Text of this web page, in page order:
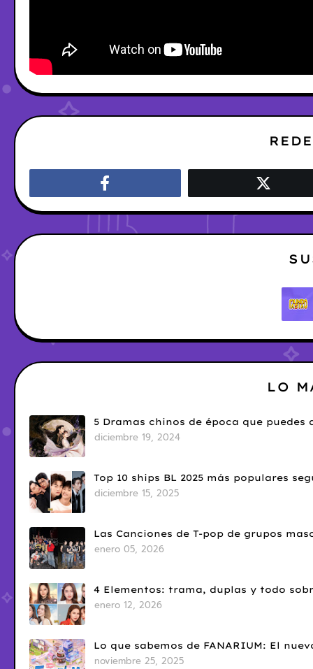
LO
5 Dramas chinos de época que
diciembre 19, 2024
Top 10 ships BL 2025 más populares
diciembre 15, 2025
Las Canciones de T-pop de grupos
enero 05, 2026
4 Elementos: trama, duplas y todo
enero 12, 2026
Lo que sabemos de FANARIUM: El
noviembre 25, 2025